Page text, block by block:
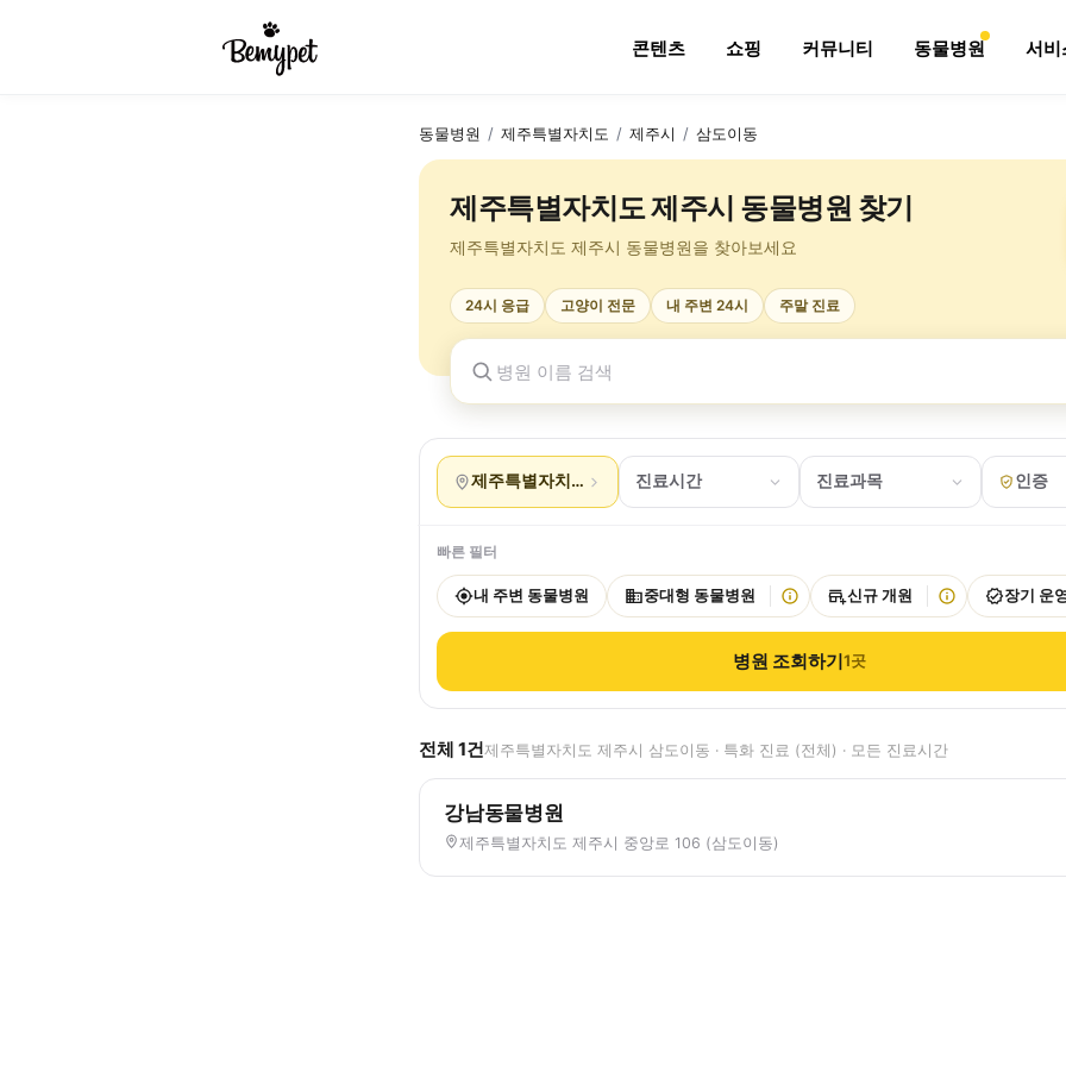
콘텐츠 쇼핑 커뮤니티 동물병원 서비
동물병원 / 제주특별자치도 / 제주시 / 삼도이동
제주특별자치도 제주시 동물병원 찾기
제주특별자치도 제주시 동물병원을 찾아보세요
24시 응급 고양이 전문 내 주변 24시 주말 진료
제주특별자치도 제주시 삼도이동
진료시간 진료과목 인증
빠른 필터
내 주변 동물병원 중대형 동물병원 신규 개원 장기 운
병원 조회하기1곳
전체 1건제주특별자치도 제주시 삼도이동 · 특화 진료 (전체) · 모든 진료시간
강남동물병원
제주특별자치도 제주시 중앙로 106 (삼도이동)